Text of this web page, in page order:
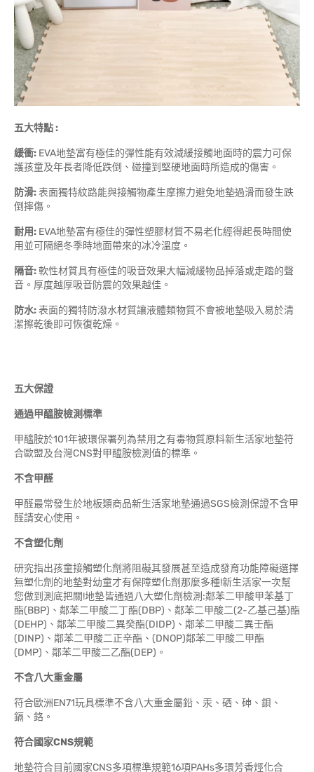
五大特點:
緩衝: EVA地墊富有極佳的彈性能有效減緩接觸地面時的震力可保
護孩童及年長者降低跌倒、碰撞到堅硬地面時所造成的傷害。
防滑: 表面獨特紋路能與接觸物產生摩擦力避免地墊過滑而發生跌
倒摔傷。
耐用: EVA地墊富有極佳的彈性塑膠材質不易老化經得起長時間使
用並可隔絕冬季時地面帶來的冰冷溫度。
隔音:軟性材質具有極佳的吸音效果大幅減緩物品掉落或走踏的聲
音。厚度越厚吸音防震的效果越佳。
防水: 表面的獨特防潑水材質讓液體類物質不會被地墊吸入易於清
潔擦乾後即可恢復乾燥。
五大保證
通過甲醯胺檢測標準
甲醯胺於101年被環保署列為禁用之有毒物質原料新生活家地墊符
合歐盟及台灣CNS對甲醯胺檢測值的標準。
不含甲醛
甲醛最常發生於地板類商品新生活家地墊通過SGS檢測保證不含甲
醛請安心使用。
不含塑化劑
研究指出孩童接觸塑化劑將阻礙其發展甚至造成發育功能障礙選擇
無塑化劑的地墊對幼童才有保障塑化劑那麼多種!新生活家一次幫
您做到測底把關!地墊皆通過八大塑化劑檢測:鄰苯二甲酸甲苯基丁
酯(BBP)、鄰苯二甲酸二丁酯(DBP)、鄰苯二甲酸二(2-乙基己基)酯
(DEHP)、鄰苯二甲酸二異癸酯(DIDP)、鄰苯二甲酸二異壬酯
(DINP)、鄰苯二甲酸二正辛酯、(DNOP)鄰苯二甲酸二甲酯
(DMP)、鄰苯二甲酸二乙酯(DEP)。
不含八大重金屬
符合歐洲EN71玩具標準不含八大重金屬鉛、汞、硒、砷、鋇、
鎘、鉻。
符合國家CNS規範
地墊符合目前國家CNS多項標準規範16項PAHs多環芳香烴化合